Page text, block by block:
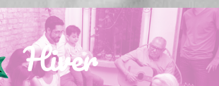
Hiver